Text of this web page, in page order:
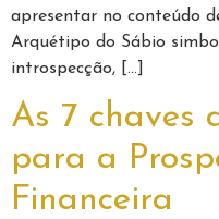
apresentar no conteúdo
Arquétipo do Sábio
introspecção, […]
As 7 chaves
para a
Financeira